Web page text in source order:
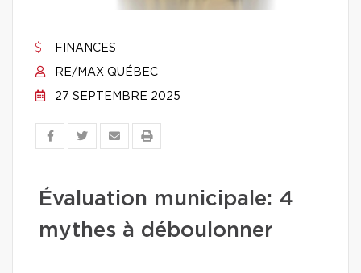
FINANCES
RE/MAX QUÉBEC
27 SEPTEMBRE 2025
Évaluation municipale: 4
mythes à déboulonner